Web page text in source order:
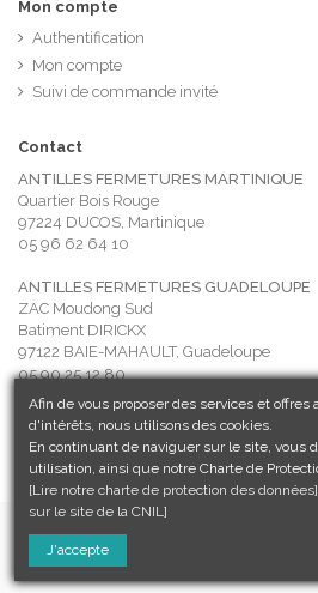
Mon compte
Authentification
Mon compte
Suivi de commande invité
Contact
ANTILLES FERMETURES MARTINIQUE
Quartier Bois Rouge
97224 DUCOS, Martinique
05 96 62 64 10
ANTILLES FERMETURES GUADELOUPE
ZAC Moudong Sud
Batiment DIRICKX
97122 BAIE-MAHAULT, Guadeloupe
05 90 25 12 80
contact@antilles-fermetures.com
© 2019 Antilles Fermetures -
Afin de vous proposer des services et offres
d'intérêts, nous utilisons des cookies.
En continuant de naviguer sur le site, vous
utilisation, ainsi que notre Charte de
[Lire notre charte de protection des données]
sur le site de la CNIL]
J'accepte